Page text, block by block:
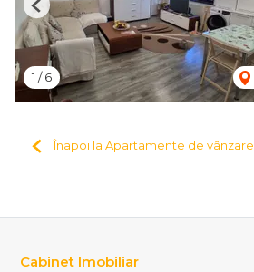
1 /6
Previous
Înapoi la Apartamente de vânzare
Cabinet Imobiliar